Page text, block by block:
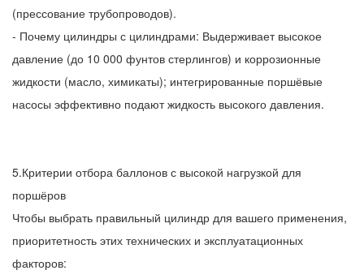
(прессование трубопроводов).
- Почему цилиндры с цилиндрами: Выдерживает высокое
давление (до 10 000 фунтов стерлингов) и коррозионные
жидкости (масло, химикаты); интегрированные поршёвые
насосы эффективно подают жидкость высокого давления.
5.Критерии отбора баллонов с высокой нагрузкой для
поршёров
Чтобы выбрать правильный цилиндр для вашего применения,
приоритетность этих технических и эксплуатационных
факторов: